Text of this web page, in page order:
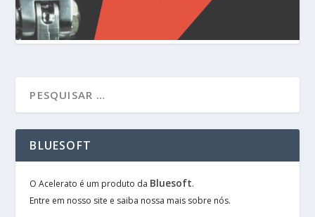
BLUESOFT
O Acelerato é um produto da Bluesoft.
Entre em nosso site e saiba nossa mais sobre nós.